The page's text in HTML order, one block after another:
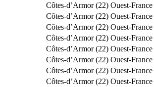
Côtes-d’Armor (22) Ouest-France
Côtes-d’Armor (22) Ouest-France
Côtes-d’Armor (22) Ouest-France
Côtes-d’Armor (22) Ouest-France
Côtes-d’Armor (22) Ouest-France
Côtes-d’Armor (22) Ouest-France
Côtes-d’Armor (22) Ouest-France
Côtes-d’Armor (22) Ouest-France